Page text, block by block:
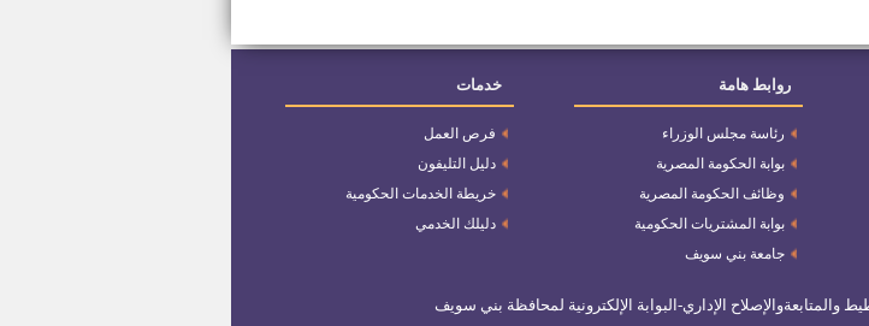
روابط هامة
رئاسة مجلس الوزراء
بوابة الحكومة المصرية
وظائف الحكومة المصرية
بوابة المشتريات الحكومية
جامعة بني سويف
خدمات
فرص العمل
دليل التليفون
خريطة الخدمات الحكومية
دليلك الخدمي